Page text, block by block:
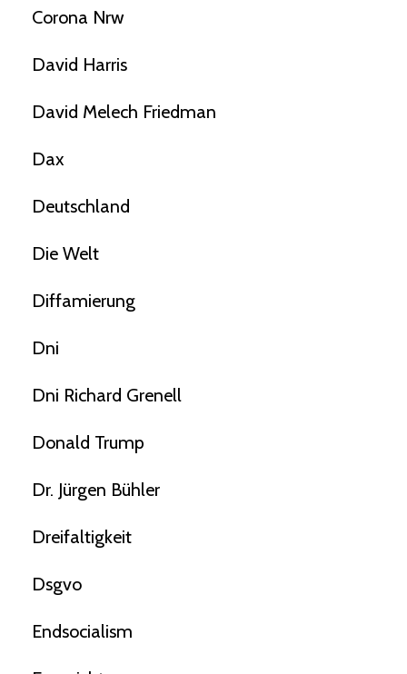
Corona Nrw
David Harris
David Melech Friedman
Dax
Deutschland
Die Welt
Diffamierung
Dni
Dni Richard Grenell
Donald Trump
Dr. Jürgen Bühler
Dreifaltigkeit
Dsgvo
Endsocialism